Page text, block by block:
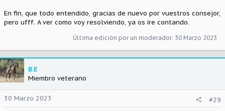
En fin, que todo entendido, gracias de nuevo por vuestros consejor,
pero ufff. A ver como voy resolviendo, ya os ire contando.
Última edición por un moderador: 30 Marzo 2023
B.E
Miembro veterano
30 Marzo 2023
#29